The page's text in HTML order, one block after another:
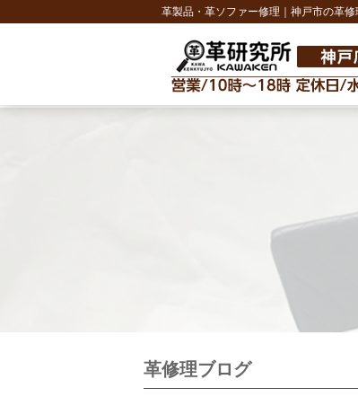
革製品・革ソファー修理｜神戸市の革
革修理ブログ